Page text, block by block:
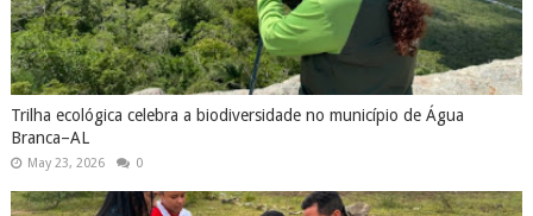
Trilha ecológica celebra a biodiversidade no município de Água
Branca–AL
May 23, 2026 0